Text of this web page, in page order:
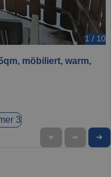
1 / 10
möbiliert, warm,
3
★ ➦ ➜